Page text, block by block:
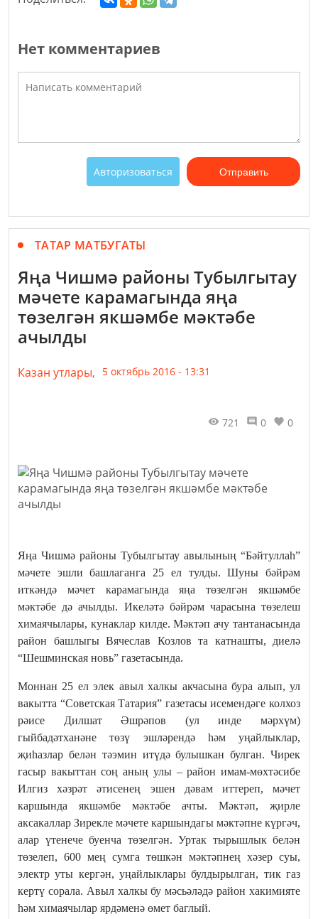
Нет комментариев
Авторизоваться Отправить
ТАТАР МАТБУГАТЫ
Яңа Чишмә районы Тубылгытау
мәчете карамагында яңа
төзелгән якшәмбе мәктәбе
ачылды
Казан утлары, 5 октябрь 2016 - 13:31
721 0 0
Яңа Чишмә районы Тубылгытау авылының “Бәйтуллаһ”
мәчете эшли башлаганга 25 ел тулды. Шуны бәйрәм
иткәндә мәчет карамагында яңа төзелгән якшәмбе
мәктәбе дә ачылды. Икеләтә бәйрәм чарасына төзелеш
химаячылары, кунаклар килде. Мәктәп ачу тантанасында
район башлыгы Вячеслав Козлов та катнашты, диелә
“Шешминская новь” газетасында.
Моннан 25 ел элек авыл халкы акчасына бура алып, ул
вакытта “Советская Татария” газетасы исемендәге колхоз
рәисе Дилшат Әшрәпов (ул инде мәрхүм)
гыйбадәтханәне төзү эшләрендә һәм уңайлыклар,
җиһазлар белән тәэмин итүдә булышкан булган. Чирек
гасыр вакыттан соң аның улы – район имам-мөхтәсибе
Илгиз хәзрәт әтисенең эшен дәвам иттереп, мәчет
каршында якшәмбе мәктәбе ачты. Мәктәп, җирле
аксакаллар Зирекле мәчете каршындагы мәктәпне күргәч,
алар үтенече буенча төзелгән. Уртак тырышлык белән
төзелеп, 600 мең сумга төшкән мәктәпнең хәзер суы,
электр уты кергән, уңайлыклары булдырылган, тик газ
кертү сорала. Авыл халкы бу мәсьәләдә район хакимияте
һәм химаячылар ярдәменә өмет баглый.